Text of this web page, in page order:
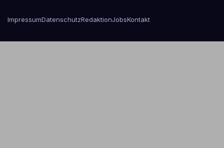
ImpressumDatenschutzRedaktionJobsKontakt